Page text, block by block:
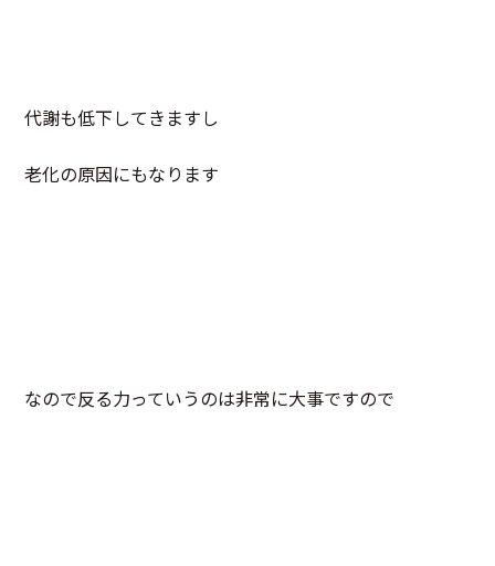
代謝も低下してきますし
老化の原因にもなります
なので反る力っていうのは非常に大事ですので